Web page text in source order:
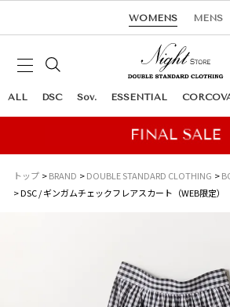
WOMENS MENS
ALL DSC Sov. ESSENTIAL
トップ BRAND DOUBLE STANDARD CLOTHING
DSC / ギンガムチェックフレアスカート（WEB限定）